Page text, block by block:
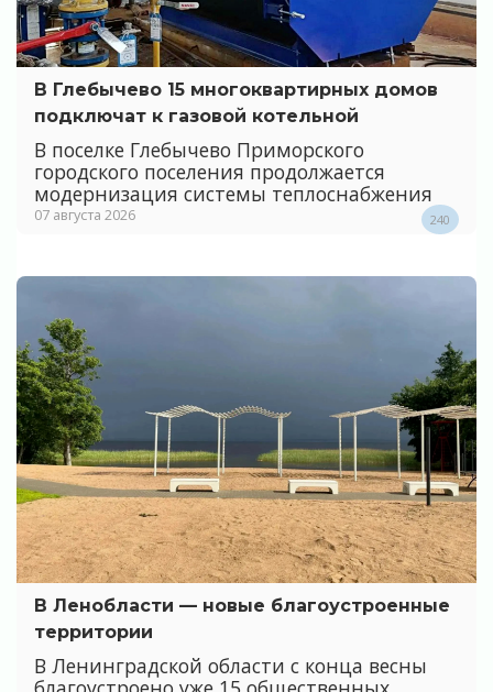
В Глебычево 15 многоквартирных домов
подключат к газовой котельной
В поселке Глебычево Приморского
городского поселения продолжается
модернизация системы теплоснабжения
07 августа 2026 240
В Ленобласти — новые благоустроенные
территории
В Ленинградской области с конца весны